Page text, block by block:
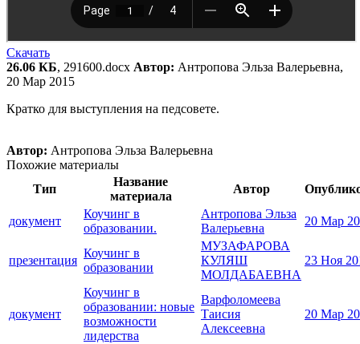
Скачать
26.06 КБ, 291600.docx Автор: Антропова Эльза Валерьевна,
20 Мар 2015
Кратко для выступления на педсовете.
Автор: Антропова Эльза Валерьевна
Похожие материалы
Тип
Название
материала
Автор
документ
Коучинг в
образовании.
Антропова Эльза
Валерьевна
20 Мар
презентация
Коучинг в
образовании
МУЗАФАРОВА
КУЛЯШ
МОЛДАБАЕВНА
23 Ноя
документ
Коучинг в
образовании: новые
возможности
лидерства
Варфоломеева
Таисия
Алексеевна
20 Мар